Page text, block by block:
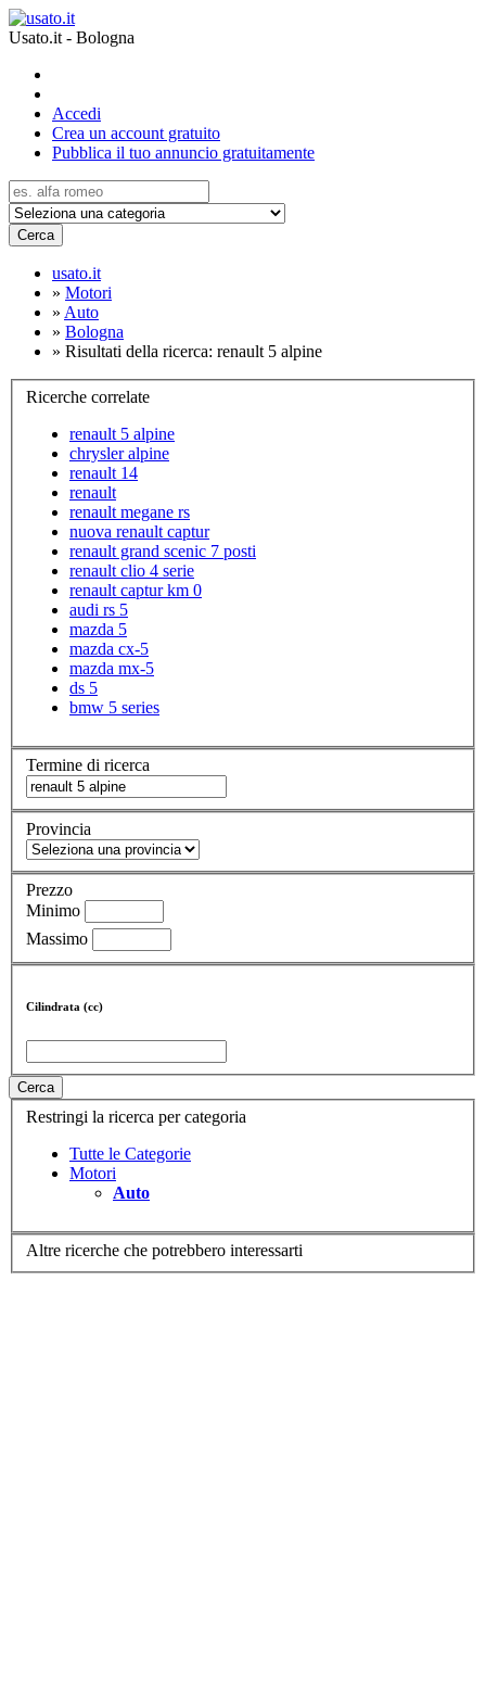
Usato.it - Bologna
Accedi
Crea un account gratuito
Pubblica il tuo annuncio gratuitamente
Cerca
usato.it
» Motori
» Auto
» Bologna
» Risultati della ricerca: renault 5 alpine
Ricerche correlate
renault 5 alpine
chrysler alpine
renault 14
renault
renault megane rs
nuova renault captur
renault grand scenic 7 posti
renault clio 4 serie
renault captur km 0
audi rs 5
mazda 5
mazda cx-5
mazda mx-5
ds 5
bmw 5 series
Termine di ricerca
Provincia
Prezzo
Minimo
Massimo
Cilindrata (cc)
Cerca
Restringi la ricerca per categoria
Tutte le Categorie
Motori
Auto
Altre ricerche che potrebbero interessarti